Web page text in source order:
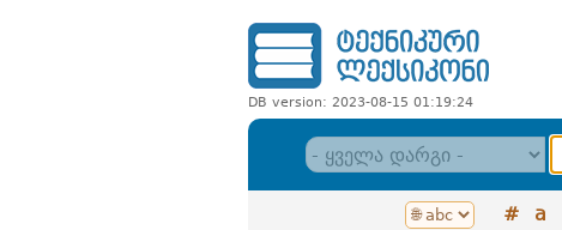
DB version: 2023-08-15 01:19:24
# a